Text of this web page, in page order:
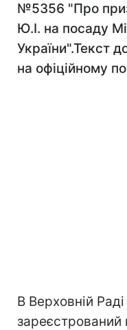
№5356 "Про
Ю.І. на посаду
України".Текст
на офіційному
В Верховній Раді
зареєстрований